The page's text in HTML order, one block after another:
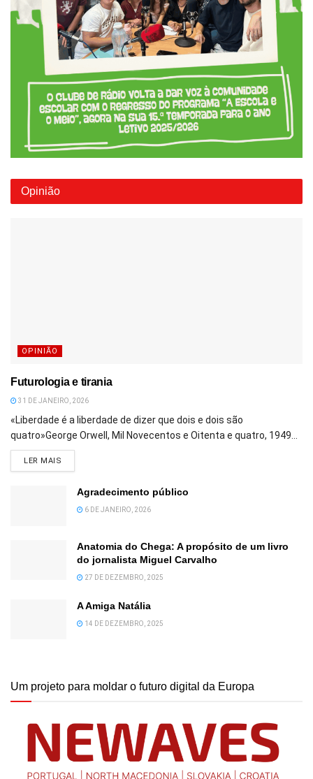
Opinião
OPINIÃO
Futurologia e tirania
31 DE JANEIRO, 2026
«Liberdade é a liberdade de dizer que dois e dois são
quatro»George Orwell, Mil Novecentos e Oitenta e quatro, 1949...
LER MAIS
Agradecimento público
6 DE JANEIRO, 2026
Anatomia do Chega: A propósito de um livro
do jornalista Miguel Carvalho
27 DE DEZEMBRO, 2025
A Amiga Natália
14 DE DEZEMBRO, 2025
Um projeto para moldar o futuro digital da Europa